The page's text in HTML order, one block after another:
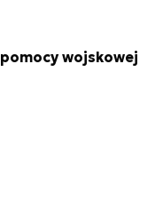
wojskowej